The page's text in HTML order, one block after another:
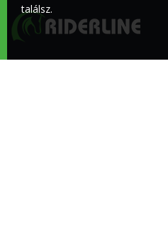
találsz.